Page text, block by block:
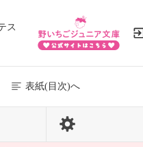
ス
表紙(目次)へ
163 / 196